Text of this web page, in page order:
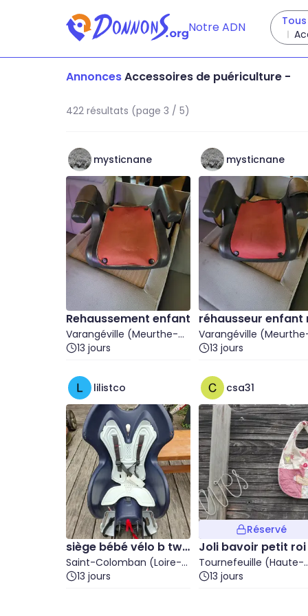
Notre ADN
AnnoncesAccessoires de puériculture -
422 résultats (page 3 / 5)
mysticnane
Rehaussement enfant
Varangéville (Meurthe-
et-Moselle)
13 jours
mysticnane
réhausseur enfant
2
Varangéville
et-Moselle)
13 jours
lilistco
siège bébé vélo b twi
n
Saint-Colomban (Loire-
Atlantique)
13 jours
csa31
Réservé
Joli bavoir petit roi
Tournefeuille (Haute-
Garonne)
13 jours